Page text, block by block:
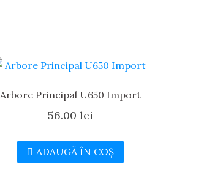
Arbore Principal U650 Import
56.00 lei
ADAUGĂ ÎN COȘ